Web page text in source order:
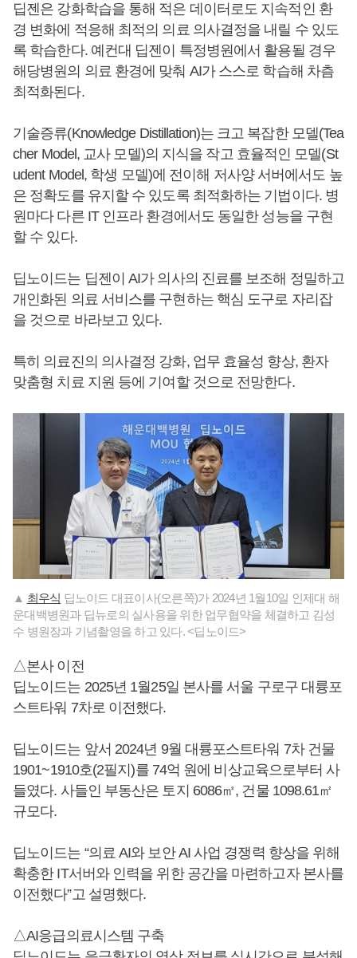
딥젠은 강화학습을 통해 적은 데이터로도 지속적인 환
경 변화에 적응해 최적의 의료 의사결정을 내릴 수 있도
록 학습한다. 예컨대 딥젠이 특정병원에서 활용될 경우
해당병원의 의료 환경에 맞춰 AI가 스스로 학습해 차츰
최적화된다.
기술증류(Knowledge Distillation)는 크고 복잡한 모델(Tea
cher Model, 교사 모델)의 지식을 작고 효율적인 모델(St
udent Model, 학생 모델)에 전이해 저사양 서버에서도 높
은 정확도를 유지할 수 있도록 최적화하는 기법이다. 병
원마다 다른 IT 인프라 환경에서도 동일한 성능을 구현
할 수 있다.
딥노이드는 딥젠이 AI가 의사의 진료를 보조해 정밀하고
개인화된 의료 서비스를 구현하는 핵심 도구로 자리잡
을 것으로 바라보고 있다.
특히 의료진의 의사결정 강화, 업무 효율성 향상, 환자
맞춤형 치료 지원 등에 기여할 것으로 전망한다.
▲ 최우식 딥노이드 대표이사(오른쪽)가 2024년 1월10일 인제대 해
운대백병원과 딥뉴로의 실사용을 위한 업무협약을 체결하고 김성
수 병원장과 기념촬영을 하고 있다. <딥노이드>
△본사 이전
딥노이드는 2025년 1월25일 본사를 서울 구로구 대륭포
스트타워 7차로 이전했다.
딥노이드는 앞서 2024년 9월 대륭포스트타워 7차 건물
1901~1910호(2필지)를 74억 원에 비상교육으로부터 사
들였다. 사들인 부동산은 토지 6086㎡, 건물 1098.61㎡
규모다.
딥노이드는 “의료 AI와 보안 AI 사업 경쟁력 향상을 위해
확충한 IT서버와 인력을 위한 공간을 마련하고자 본사를
이전했다”고 설명했다.
△AI응급의료시스템 구축